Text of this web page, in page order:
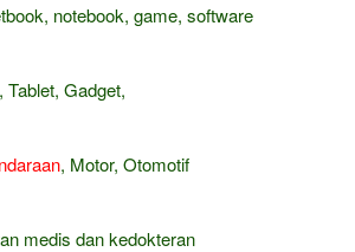
notebook, game, software
, Tablet, Gadget,
, Motor, Otomotif
medis dan kedokteran